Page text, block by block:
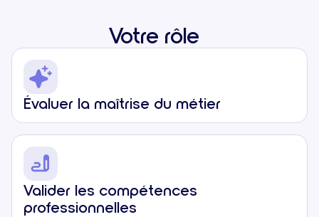
Votre rôle
Évaluer la maîtrise du métier
Valider les compétences
professionnelles